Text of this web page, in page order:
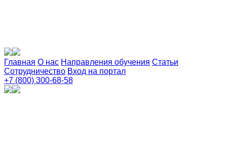
Главная О нас Направления обучения Статьи
Сотрудничество Вход на портал
+7 (800) 300-68-58